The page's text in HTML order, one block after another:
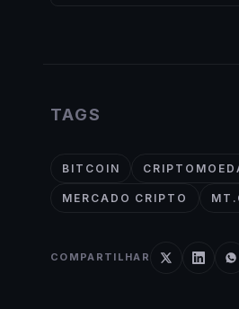
TAGS
BITCOIN
MERCADO CRIPTO
COMPARTILHAR